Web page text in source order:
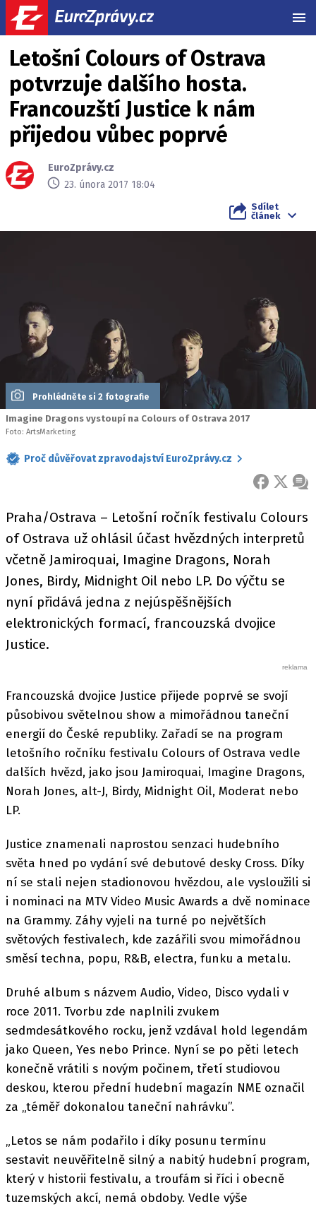
Letošní Colours of Ostrava
potvrzuje dalšího hosta.
Francouzští Justice k nám
přijedou vůbec poprvé
EuroZprávy.cz
23. února 2017 18:04
Sdílet
článek
Prohlédněte si 2 fotografie
Imagine Dragons vystoupí na Colours of Ostrava 2017
Foto: ArtsMarketing
Proč důvěřovat zpravodajství EuroZprávy.cz
FACEBOOK
X
Praha/Ostrava – Letošní ročník festivalu Colours
of Ostrava už ohlásil účast hvězdných interpretů
včetně Jamiroquai, Imagine Dragons, Norah
Jones, Birdy, Midnight Oil nebo LP. Do výčtu se
nyní přidává jedna z nejúspěšnějších
elektronických formací, francouzská dvojice
Justice.
Francouzská dvojice Justice přijede poprvé se svojí
působivou světelnou show a mimořádnou taneční
energií do České republiky. Zařadí se na program
letošního ročníku festivalu Colours of Ostrava vedle
dalších hvězd, jako jsou Jamiroquai, Imagine Dragons,
Norah Jones, alt-J, Birdy, Midnight Oil, Moderat nebo
LP.
Justice znamenali naprostou senzaci hudebního
světa hned po vydání své debutové desky Cross. Díky
ní se stali nejen stadionovou hvězdou, ale vysloužili si
i nominaci na MTV Video Music Awards a dvě nominace
na Grammy. Záhy vyjeli na turné po největších
světových festivalech, kde zazářili svou mimořádnou
směsí techna, popu, R&B, electra, funku a metalu.
Druhé album s názvem Audio, Video, Disco vydali v
roce 2011. Tvorbu zde naplnili zvukem
sedmdesátkového rocku, jenž vzdával hold legendám
jako Queen, Yes nebo Prince. Nyní se po pěti letech
konečně vrátili s novým počinem, třetí studiovou
deskou, kterou přední hudební magazín NME označil
za „téměř dokonalou taneční nahrávku”.
„Letos se nám podařilo i díky posunu termínu
sestavit neuvěřitelně silný a nabitý hudební program,
který v historii festivalu, a troufám si říci i obecně
tuzemských akcí, nemá obdoby. Vedle výše